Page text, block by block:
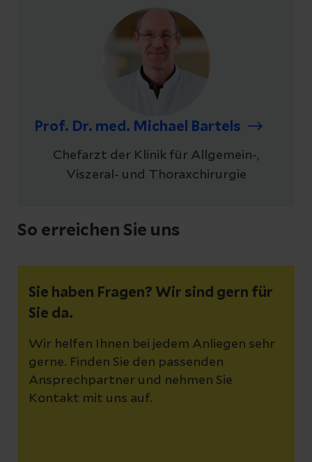
Prof. Dr. med. Michael Bartels
Chefarzt der Klinik für Allgemein-,
Viszeral- und Thoraxchirurgie
So erreichen Sie uns
Sie haben Fragen? Wir sind gern für
Sie da.
Wir helfen Ihnen bei jedem Anliegen sehr
gerne. Finden Sie den passenden
Ansprechpartner und nehmen Sie
Kontakt mit uns auf.